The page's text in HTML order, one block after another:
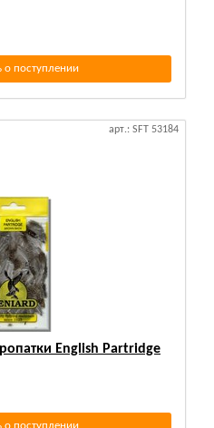
поступлении
арт.: SFT 53184
English Partridge